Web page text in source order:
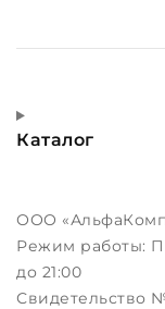
Каталог
ООО
Режим работы:
до 21:00
Свидетельство